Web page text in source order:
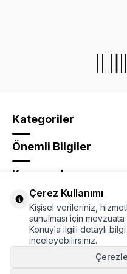
Kategoriler
Önemli Bilgiler
Kurumsal
Adres & İletişim
Çerez Kullanımı
Kişisel verileriniz,
sunulması için
Konuyla ilgili detaylı
inceleyebilirsiniz.